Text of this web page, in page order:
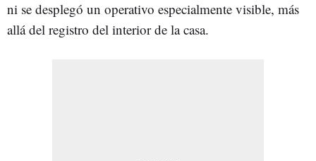
ni se desplegó un operativo especialmente visible, más
allá del registro del interior de la casa.